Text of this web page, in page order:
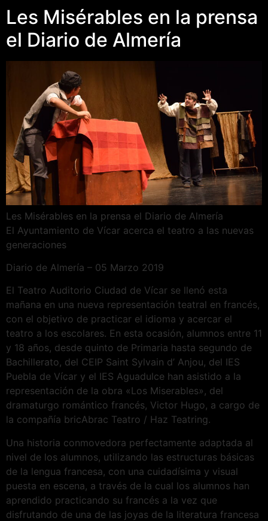
Les Misérables en la prensa
el Diario de Almería
Les Misérables en la prensa el Diario de Almería
El Ayuntamiento de Vícar acerca el teatro a las nuevas
generaciones
Diario de Almería – 05 Marzo 2019
El Teatro Auditorio Ciudad de Vícar se llenó esta
mañana en una nueva representación teatral en francés,
con el objetivo de practicar el idioma y acercar el
teatro a los escolares. En esta ocasión, alumnos entre 11
y 18 años, desde quinto de Primaria hasta segundo de
Bachillerato, del CEIP Saint Sylvain d’ Anjou, del IES
Puebla de Vícar y el IES Aguadulce han asistido a la
representación de la obra «Los Miserables», del
dramaturgo romántico francés, Victor Hugo, a cargo de
la compañía bricAbrac Teatro / Haz Teatring.
Una historia conmovedora perfectamente adaptada al
nivel de los alumnos, utilizando las estructuras básicas
de la lengua francesa, con una cuidadísima y visual
puesta en escena, a través de la cual los alumnos han
aprendido practicando su francés a la vez que
disfrutando de una de las joyas de la literatura francesa